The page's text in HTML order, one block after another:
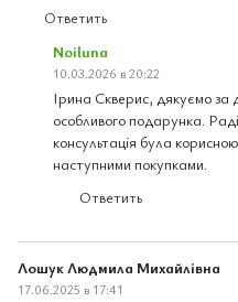
Ответить
Noiluna
10.03.2026 в 20:22
Ірина Скверис, дякуємо за
особливого подарунка.
консультація була
наступними покупками.
Ответить
Лошук Людмила Михайлівна
17.06.2025 в 17:41